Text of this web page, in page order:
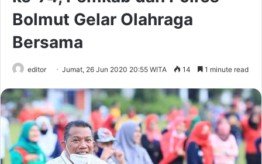
Bolmut Gelar Olahraga
Bersama
editor Jumat, 26 Jun 2020 20:55 WITA 14 1 minute read